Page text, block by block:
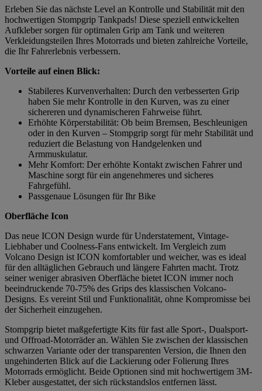
Erleben Sie das nächste Level an Kontrolle und Stabilität mit den
hochwertigen Stompgrip Tankpads! Diese speziell entwickelten
Aufkleber sorgen für optimalen Grip am Tank und weiteren
Verkleidungsteilen Ihres Motorrads und bieten zahlreiche Vorteile,
die Ihr Fahrerlebnis verbessern.
Vorteile auf einen Blick:
Stabileres Kurvenverhalten: Durch den verbesserten Grip
haben Sie mehr Kontrolle in den Kurven, was zu einer
sichereren und dynamischeren Fahrweise führt.
Erhöhte Körperstabilität: Ob beim Bremsen, Beschleunigen
oder in den Kurven – Stompgrip sorgt für mehr Stabilität und
reduziert die Belastung von Handgelenken und
Armmuskulatur.
Mehr Komfort: Der erhöhte Kontakt zwischen Fahrer und
Maschine sorgt für ein angenehmeres und sicheres
Fahrgefühl.
Passgenaue Lösungen für Ihr Bike
Oberfläche Icon
Das neue ICON Design wurde für Understatement, Vintage-
Liebhaber und Coolness-Fans entwickelt. Im Vergleich zum
Volcano Design ist ICON komfortabler und weicher, was es ideal
für den alltäglichen Gebrauch und längere Fahrten macht. Trotz
seiner weniger abrasiven Oberfläche bietet ICON immer noch
beeindruckende 70-75% des Grips des klassischen Volcano-
Designs. Es vereint Stil und Funktionalität, ohne Kompromisse bei
der Sicherheit einzugehen.
Stompgrip bietet maßgefertigte Kits für fast alle Sport-, Dualsport-
und Offroad-Motorräder an. Wählen Sie zwischen der klassischen
schwarzen Variante oder der transparenten Version, die Ihnen den
ungehinderten Blick auf die Lackierung oder Folierung Ihres
Motorrads ermöglicht. Beide Optionen sind mit hochwertigem 3M-
Kleber ausgestattet, der sich rückstandslos entfernen lässt.